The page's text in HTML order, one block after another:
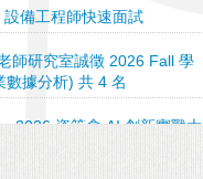
設備工程師快速面試
師研究室誠徵 2026 Fall 學
數據分析) 共 4 名
2026 資策會 AI 創新實戰大